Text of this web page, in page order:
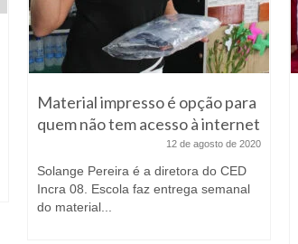
Material impresso é opção para
quem não tem acesso à internet
12 de agosto de 2020
Solange Pereira é a diretora do CED
Incra 08. Escola faz entrega semanal
do material...